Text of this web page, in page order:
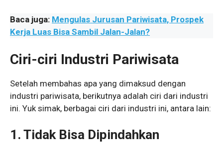
Baca juga: Mengulas Jurusan Pariwisata, Prospek
Kerja Luas Bisa Sambil Jalan-Jalan?
Ciri-ciri Industri Pariwisata
Setelah membahas apa yang dimaksud dengan
industri pariwisata, berikutnya adalah ciri dari industri
ini. Yuk simak, berbagai ciri dari industri ini, antara lain:
1. Tidak Bisa Dipindahkan